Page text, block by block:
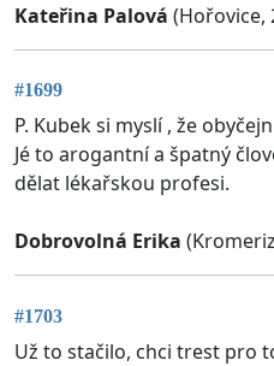
Kateřina Palová (Hořovice,
#1699
P. Kubek si myslí , že
Jé to arogantní a špatný
dělat lékařskou profesi.
Dobrovolná Erika
#1703
Už to stačilo, chci trest pro